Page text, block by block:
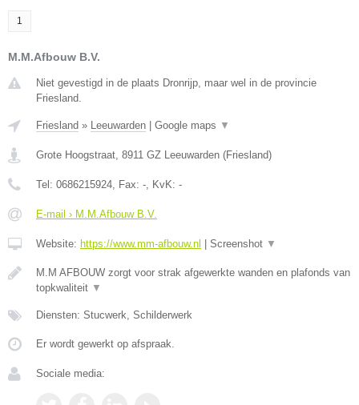
1
M.M.Afbouw B.V.
Niet gevestigd in de plaats Dronrijp, maar wel in de provincie
Friesland.
Friesland » Leeuwarden Google maps ▼
Grote Hoogstraat, 8911 GZ Leeuwarden (Friesland)
Tel: 0686215924, Fax: -, KvK: -
E-mail › M.M.Afbouw B.V.
Website: https://www.mm-afbouw.nl Screenshot ▼
M.M AFBOUW zorgt voor strak afgewerkte wanden en plafonds van
topkwaliteit ▼
Diensten: Stucwerk, Schilderwerk
Er wordt gewerkt op afspraak.
Sociale media: